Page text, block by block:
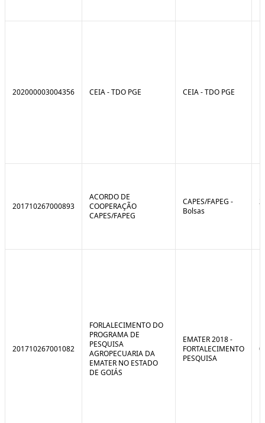
202000003004356 CEIA - TDO PGE CEIA - TDO PGE
201710267000893
ACORDO DE
COOPERAÇÃO
CAPES/FAPEG
CAPES/FAPEG -
Bolsas
201710267001082
FORLALECIMENTO DO
PROGRAMA DE
PESQUISA
AGROPECUARIA DA
EMATER NO ESTADO
DE GOIÁS
EMATER 2018 -
FORTALECIMENTO
PESQUISA